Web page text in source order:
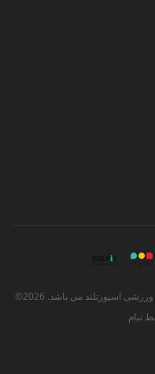
اسپورتلند می باشد. 2026©
تیام